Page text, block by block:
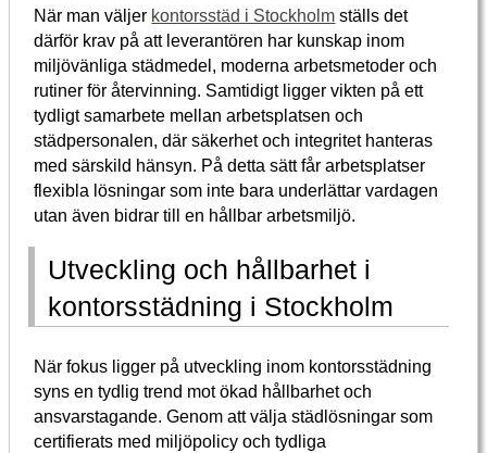
När man väljer kontorsstäd i Stockholm ställs det
därför krav på att leverantören har kunskap inom
miljövänliga städmedel, moderna arbetsmetoder och
rutiner för återvinning. Samtidigt ligger vikten på ett
tydligt samarbete mellan arbetsplatsen och
städpersonalen, där säkerhet och integritet hanteras
med särskild hänsyn. På detta sätt får arbetsplatser
flexibla lösningar som inte bara underlättar vardagen
utan även bidrar till en hållbar arbetsmiljö.
Utveckling och hållbarhet i
kontorsstädning i Stockholm
När fokus ligger på utveckling inom kontorsstädning
syns en tydlig trend mot ökad hållbarhet och
ansvarstagande. Genom att välja städlösningar som
certifierats med miljöpolicy och tydliga